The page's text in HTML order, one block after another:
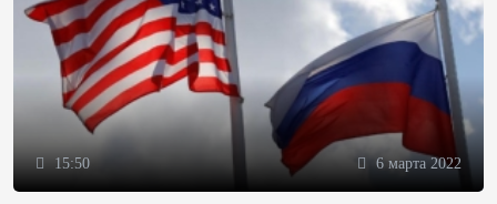
15:50 6 марта 2022